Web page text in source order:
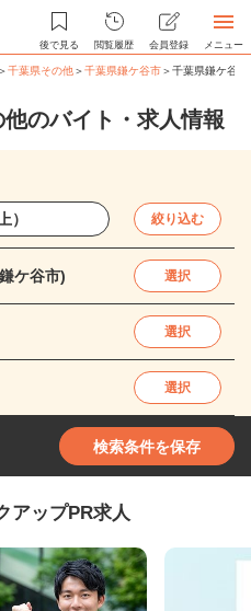
後で見る 閲覧履歴 会員登録 メニュー
＞千葉県その他＞千葉県鎌ケ谷市＞千葉県鎌ケ谷
のバイト・求人情報
絞り込む
ケ谷市) 選択
選択
選択
検索条件を保存
アップPR求人